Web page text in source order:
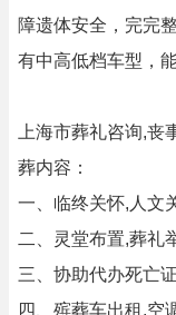
障遗体安全，完完
有中高低档车型，
上海市葬礼咨询,
葬内容：
一、临终关怀,人文
二、灵堂布置,葬礼
三、协助代办死亡
四、殡葬车出租,空